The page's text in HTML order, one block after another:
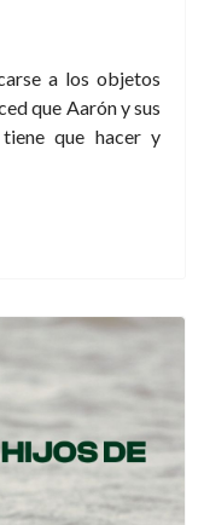
a los objetos
que Aarón y sus
que hacer y